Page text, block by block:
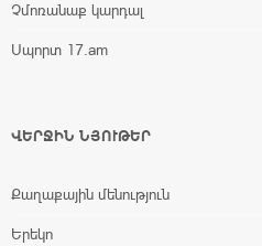
Չմոռանաք կարդալ
Սպորտ 17.am
ՎԵՐՋԻՆ ՆՅՈՒԹԵՐ
Քաղաքային մենություն
Երեկո